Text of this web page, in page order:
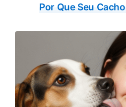
Por Que Seu